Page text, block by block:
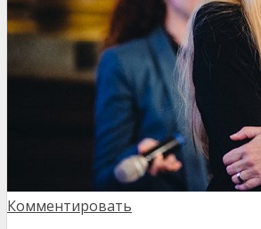
Комментировать